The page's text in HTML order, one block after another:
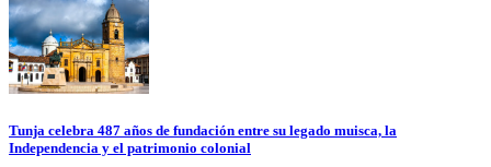
Tunja celebra 487 años de fundación entre su legado muisca, la
Independencia y el patrimonio colonial